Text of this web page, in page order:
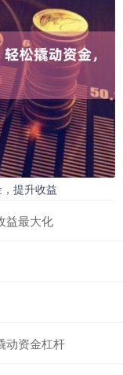
提升收益
益最大化
动资金杠杆